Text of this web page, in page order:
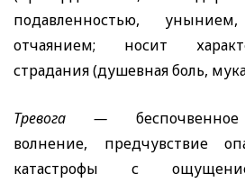
подавленностью,
отчаянием; носит
страдания (душевная боль,
Тревога —
волнение, предчувствие
катастрофы с